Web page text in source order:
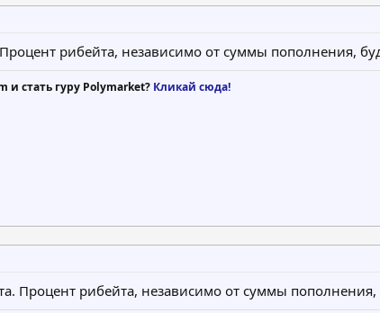
рибейта, независимо от суммы пополнения,
и стать гуру Polymarket? Кликай сюда!
Процент рибейта, независимо от суммы пополнения,